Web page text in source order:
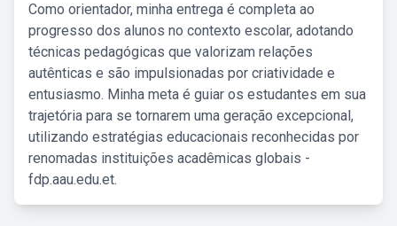
Como orientador, minha entrega é completa ao
progresso dos alunos no contexto escolar, adotando
técnicas pedagógicas que valorizam relações
autênticas e são impulsionadas por criatividade e
entusiasmo. Minha meta é guiar os estudantes em sua
trajetória para se tornarem uma geração excepcional,
utilizando estratégias educacionais reconhecidas por
renomadas instituições acadêmicas globais -
fdp.aau.edu.et.